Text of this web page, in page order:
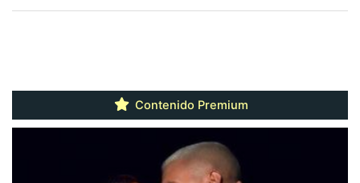
Contenido Premium